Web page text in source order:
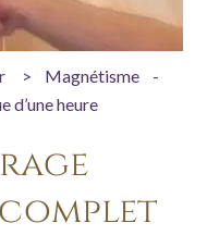
> Magnétisme
-
d’une heure